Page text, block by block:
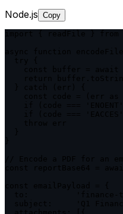
Node.js Copy
async function
if (code ===
const reportBase64 =